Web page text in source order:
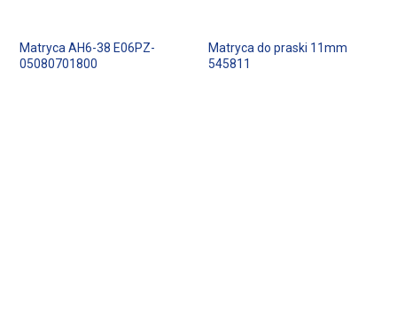
Matryca AH6-38 E06PZ-
05080701800
Matryca do praski 11mm
545811